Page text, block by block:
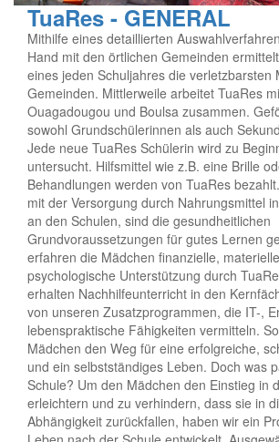
TuaRes - GENERAL
Mithilfe eines detaillierten
Hand mit den örtlichen Gemeinden
eines jeden Schuljahres die verletzbarsten
Gemeinden. Mittlerweile arbeitet TuaRes
Ouagadougou und Boulsa zusammen.
sowohl Grundschülerinnen als auch
Jede neue TuaRes Schülerin wird zu
untersucht. Hilfsmittel wie z.B. eine Brille
Behandlungen werden von TuaRes
mit der Versorgung durch Nahrungsmittel
an den Schulen, sind die gesundheitlichen
Grundvoraussetzungen für gutes Lernen
erfahren die Mädchen finanzielle,
psychologische Unterstützung durch
erhalten Nachhilfeunterricht in den
von unseren Zusatzprogrammen, die IT-,
lebenspraktische Fähigkeiten vermitteln.
Mädchen den Weg für eine erfolgreiche,
und ein selbstständiges Leben. Doch was
Schule? Um den Mädchen den Einstieg in
erleichtern und zu verhindern, dass sie in
Abhängigkeit zurückfallen, haben wir ein